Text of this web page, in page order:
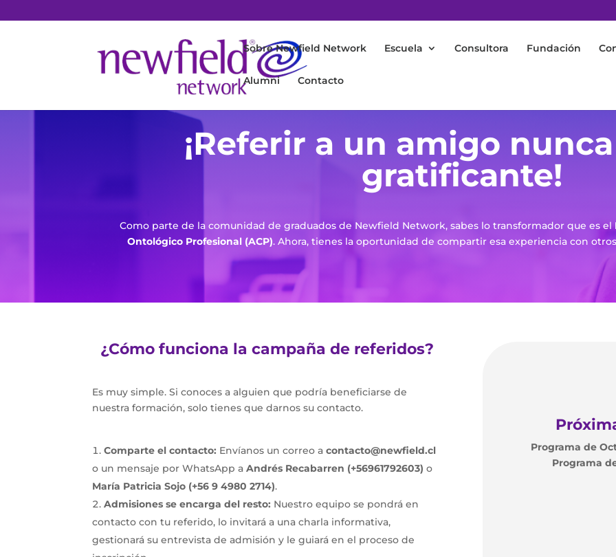
Sobre Newfield Network Escuela Consultora Fundación
Alumni Contacto
¡Referir a un amigo
gratificante!
Como parte de la comunidad de graduados de Newfield Network, sabes lo transformador que es el
Ontológico Profesional (ACP). Ahora, tienes la oportunidad de compartir esa experiencia con
¿Cómo funciona la campaña de referidos?
Es muy simple. Si conoces a alguien que podría beneficiarse de
nuestra formación, solo tienes que darnos su contacto.
Comparte el contacto: Envíanos un correo acontacto@newfield.cl
o un mensaje por WhatsApp aAndrés Recabarren (+56961792603) o
María Patricia Sojo (+56 9 4980 2714).
Admisiones se encarga del resto: Nuestro equipo se pondrá en
contacto con tu referido, lo invitará a una charla informativa,
gestionará su entrevista de admisión y le guiará en el proceso de
Programa de
Programa